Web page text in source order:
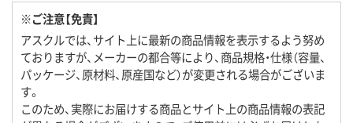
※ご注意【免責】
アスクルでは、サイト上に最新の商品情報を表示するよう努め
ておりますが、メーカーの都合等により、商品規格・仕様（容量、
パッケージ、原材料、原産国など）が変更される場合がございま
す。
このため、実際にお届けする商品とサイト上の商品情報の表記